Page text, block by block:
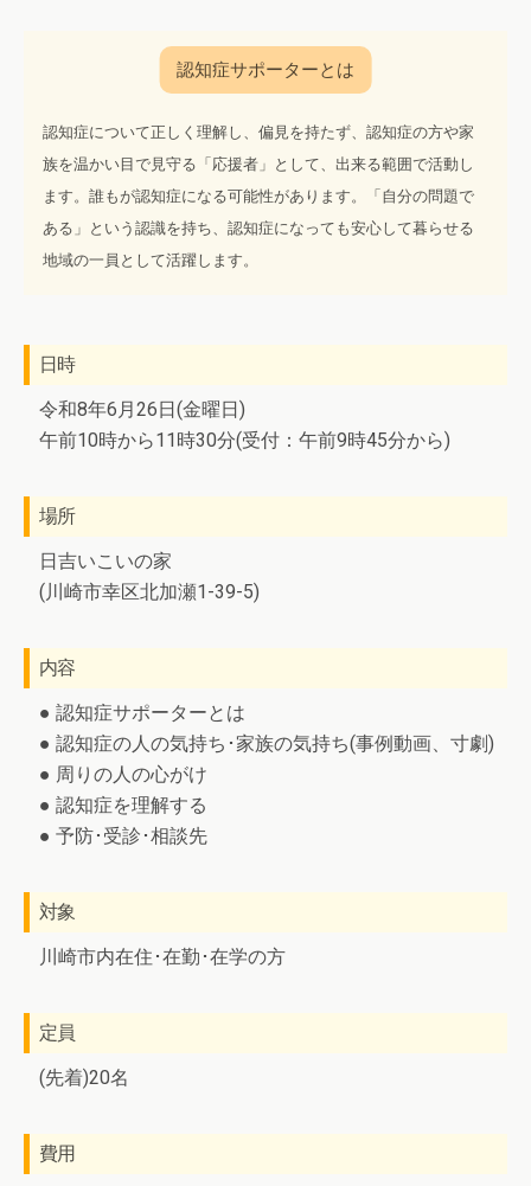
認知症について正しく理解し、偏見を持たず、認知症の方や家
族を温かい目で見守る「応援者」として、出来る範囲で活動し
ます。誰もが認知症になる可能性があります。「自分の問題で
ある」という認識を持ち、認知症になっても安心して暮らせる
地域の一員として活躍します。
日時
令和8年6月26日(金曜日)
午前10時から11時30分(受付：午前9時45分から)
場所
日吉いこいの家
(川崎市幸区北加瀬1-39-5)
内容
● 認知症サポーターとは
● 認知症の人の気持ち･家族の気持ち(事例動画、寸劇)
● 周りの人の心がけ
● 認知症を理解する
● 予防･受診･相談先
対象
川崎市内在住･在勤･在学の方
定員
(先着)20名
費用